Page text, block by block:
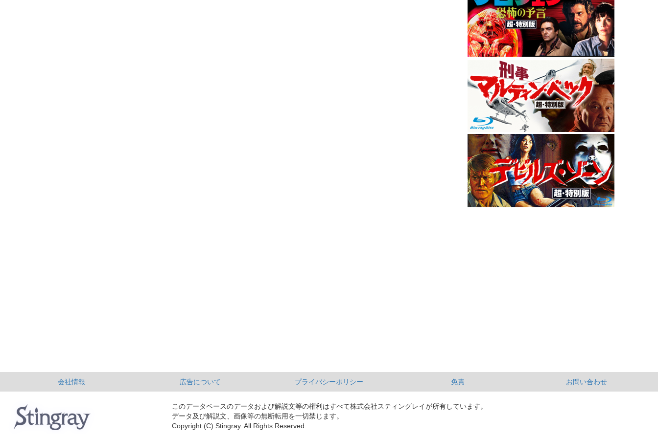
会社情報 広告について プライバシーポリシー 免責 お問い合わせ
このデータベースのデータおよび解説文等の権利はすべて株式会社スティングレイが所有しています。
データ及び解説文、画像等の無断転用を一切禁じます。
Copyright (C) Stingray. All Rights Reserved.